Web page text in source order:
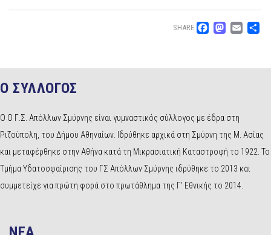
SHARE
Ο ΣΥΛΛΟΓΟΣ
Ο Ο Γ.Σ. Απόλλων Σμύρνης είναι γυμναστικός σύλλογος με έδρα στη
Ριζούπολη, του Δήμου Αθηναίων. Ιδρύθηκε αρχικά στη Σμύρνη της Μ. Ασίας
και μεταφέρθηκε στην Αθήνα κατά τη Μικρασιατική Καταστροφή το 1922. Το
Τμήμα Υδατοσφαίρισης του ΓΣ Απόλλων Σμύρνης ιδρύθηκε το 2013 και
συμμετείχε για πρώτη φορά στο πρωτάθλημα της Γ’ Εθνικής το 2014.